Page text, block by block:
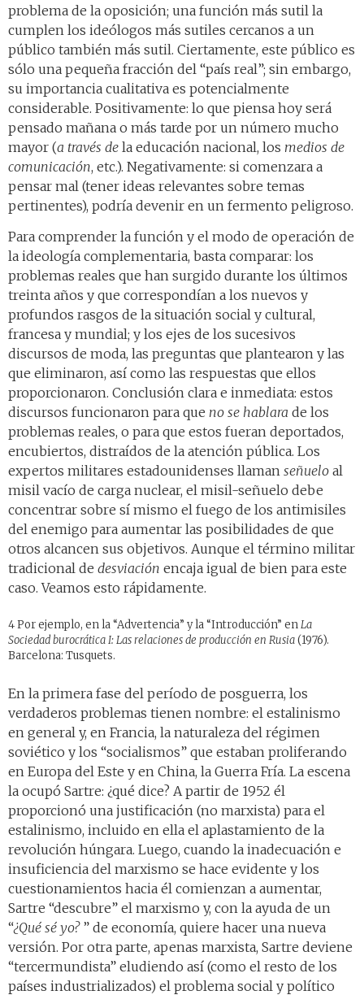
problema de la oposición; una función más sutil la
cumplen los ideólogos más sutiles cercanos a un
público también más sutil. Ciertamente, este público es
sólo una pequeña fracción del “país real”; sin embargo,
su importancia cualitativa es potencialmente
considerable. Positivamente: lo que piensa hoy será
pensado mañana o más tarde por un número mucho
mayor (a través de la educación nacional, los medios de
comunicación, etc.). Negativamente: si comenzara a
pensar mal (tener ideas relevantes sobre temas
pertinentes), podría devenir en un fermento peligroso.
Para comprender la función y el modo de operación de
la ideología complementaria, basta comparar: los
problemas reales que han surgido durante los últimos
treinta años y que correspondían a los nuevos y
profundos rasgos de la situación social y cultural,
francesa y mundial; y los ejes de los sucesivos
discursos de moda, las preguntas que plantearon y las
que eliminaron, así como las respuestas que ellos
proporcionaron. Conclusión clara e inmediata: estos
discursos funcionaron para que no se hablara de los
problemas reales, o para que estos fueran deportados,
encubiertos, distraídos de la atención pública. Los
expertos militares estadounidenses llaman señuelo al
misil vacío de carga nuclear, el misil-señuelo debe
concentrar sobre sí mismo el fuego de los antimisiles
del enemigo para aumentar las posibilidades de que
otros alcancen sus objetivos. Aunque el término militar
tradicional de desviación encaja igual de bien para este
caso. Veamos esto rápidamente.
4 Por ejemplo, en la “Advertencia” y la “Introducción” enLa
Sociedad burocrática I: Las relaciones de producción en Rusia(1976).
Barcelona: Tusquets.
En la primera fase del período de posguerra, los
verdaderos problemas tienen nombre: el estalinismo
en general y, en Francia, la naturaleza del régimen
soviético y los “socialismos” que estaban proliferando
en Europa del Este y en China, la Guerra Fría. La escena
la ocupó Sartre: ¿qué dice? A partir de 1952 él
proporcionó una justificación (no marxista) para el
estalinismo, incluido en ella el aplastamiento de la
revolución húngara. Luego, cuando la inadecuación e
insuficiencia del marxismo se hace evidente y los
cuestionamientos hacia él comienzan a aumentar,
Sartre “descubre” el marxismo y, con la ayuda de un
“¿Qué sé yo?” de economía, quiere hacer una nueva
versión. Por otra parte, apenas marxista, Sartre deviene
“tercermundista” eludiendo así (como el resto de los
países industrializados) el problema social y político